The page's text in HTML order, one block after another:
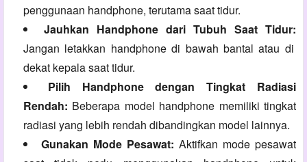
penggunaan handphone, terutama saat tidur.
Jauhkan Handphone dari Tubuh Saat Tidur:
Jangan letakkan handphone di bawah bantal atau di
dekat kepala saat tidur.
Pilih Handphone dengan Tingkat Radiasi
Rendah: Beberapa model handphone memiliki tingkat
radiasi yang lebih rendah dibandingkan model lainnya.
Gunakan Mode Pesawat: Aktifkan mode pesawat